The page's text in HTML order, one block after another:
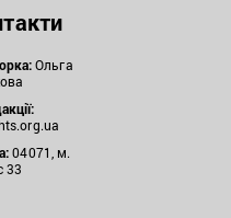
Ольга
04071, м.
33